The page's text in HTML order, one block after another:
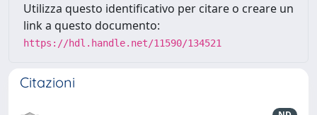
Utilizza questo identificativo per citare o creare un
link a questo documento:
https://hdl.handle.net/11590/134521
Citazioni